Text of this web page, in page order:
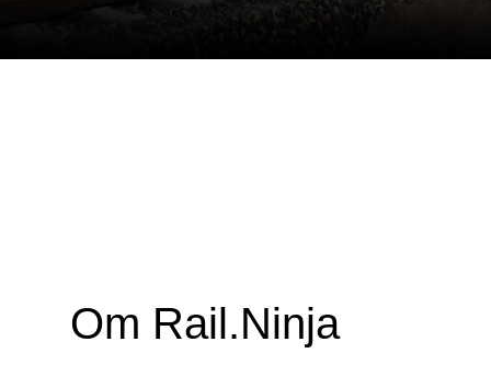
Om Rail.Ninja